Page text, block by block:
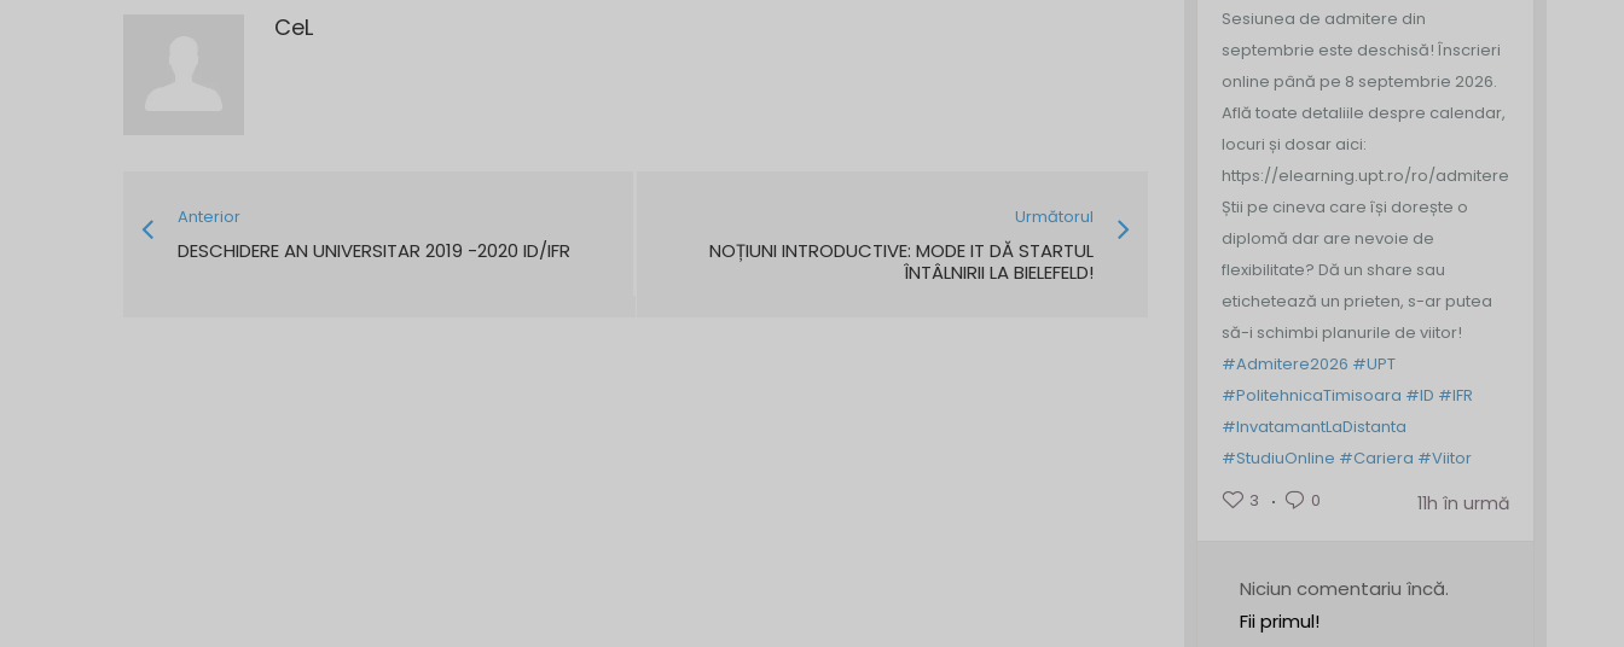
CeL
Anterior
DESCHIDERE AN UNIVERSITAR 2019 -2020 ID/IFR
Următorul
NOȚIUNI INTRODUCTIVE: MODE IT DĂ STARTUL
ÎNTÂLNIRII LA BIELEFELD!
Sesiunea de admitere din
septembrie este deschisă! Înscrieri
online până pe 8 septembrie 2026.
Află toate detaliile despre calendar,
locuri și dosar aici:
https://elearning.upt.ro/ro/admitere/
Știi pe cineva care își dorește o
diplomă dar are nevoie de
flexibilitate? Dă un share sau
etichetează un prieten, s-ar putea
să-i schimbi planurile de viitor!
#Admitere2026 #UPT
#PolitehnicaTimisoara #ID #IFR
#InvatamantLaDistanta
#StudiuOnline #Cariera #Viitor
3
0 11h în urmă
Niciun comentariu încă.
Fii primul!